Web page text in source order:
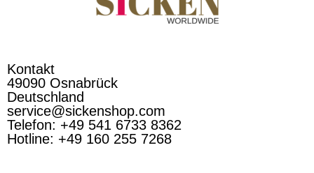
Kontakt
49090 Osnabrück
Deutschland
service@sickenshop.com
Telefon: +49 541 6733 8362
Hotline: +49 160 255 7268